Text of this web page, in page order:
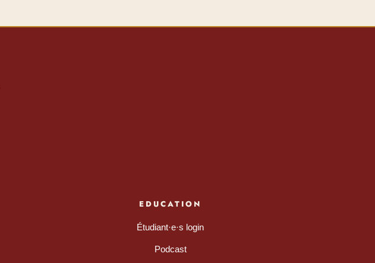
EDUCATION
Étudiant·e·s login
Podcast